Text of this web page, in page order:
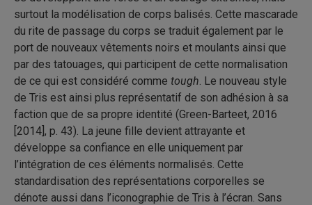
surtout la modélisation de corps balisés. Cette mascarade
du rite de passage du corps se traduit également par le
port de nouveaux vêtements noirs et moulants ainsi que
par des tatouages, qui participent de cette normalisation
de ce qui est considéré comme tough . Le nouveau style
de Tris est ainsi plus représentatif de son adhésion à sa
faction que de sa propre identité (Green-Barteet, 2016
[2014], p. 43). La jeune fille devient attrayante et
développe sa confiance en elle uniquement par
l’intégration de ces éléments normalisés. Cette
standardisation des représentations corporelles se
dénote aussi dans l’iconographie de Tris à l’écran. Sans